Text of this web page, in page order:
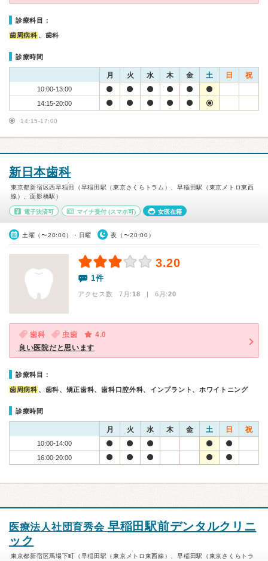
診療科目：
歯周病科 、歯科
診療時間
月 火 水 木 金 土 日 祝
10:00-13:00
14:15-20:00
14:15-17:00
新日本歯科
東京都新宿区西早稲田（早稲田駅（東京さくらトラム）、早稲田駅（東京メトロ東西
線）、面影橋駅）
電子決済可 マイナ受付(スマホ可) 女医在籍
土曜（〜20:00）・日曜 夜（〜20:00）
3.20
1件
アクセス数 7月:18 | 6月:20
歯科 虫歯
4.0
良い医院だと思います
診療科目：
歯周病科 、歯科、矯正歯科、歯科口腔外科、インプラント、ホワイトニング
診療時間
月 火 水 木 金 土 日 祝
10:00-14:00
16:00-20:00
医療法人社団育秀会 早稲田駅前デンタルクリニ
ック
東京都新宿区馬場下町（早稲田駅（東京メトロ東西線）、早稲田駅（東京さくらトラ